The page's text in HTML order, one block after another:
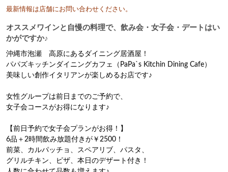
最新情報は店舗にお問い合わせください。
オススメワインと自慢の料理で、飲み会・女子会・デートはい
かがですか♪
沖縄市泡瀬　高原にあるダイニング居酒屋！
パパズキッチンダイニングカフェ（PaPa`s Kitchin Dining Cafe）
美味しい創作イタリアンが楽しめるお店です♪
女性グループは前日までのご予約で、
女子会コースがお得になります♪
【前日予約で女子会プランがお得！】
6品＋2時間飲み放題付きが￥2500！
前菜、カルパッチョ、スペアリブ、パスタ、
グリルチキン、ピザ、本日のデザート付き！